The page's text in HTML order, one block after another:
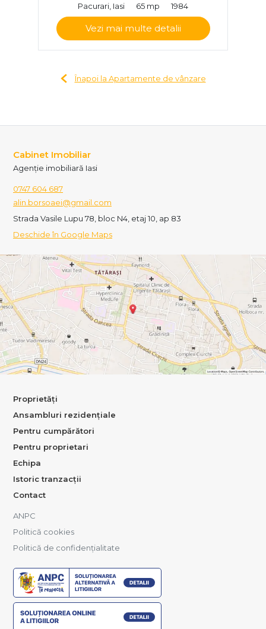
Pacurari, Iasi
65 mp 1984
Vezi mai multe detalii
Înapoi la Apartamente de vânzare
Cabinet Imobiliar
Agenție imobiliară Iasi
0747 604 687
alin.borsoaei@gmail.com
Strada Vasile Lupu 78, bloc N4, etaj 10, ap 83
Deschide în Google Maps
Proprietăți
Ansambluri rezidențiale
Pentru cumpărători
Pentru proprietari
Echipa
Istoric tranzacții
Contact
ANPC
Politică cookies
Politică de confidențialitate